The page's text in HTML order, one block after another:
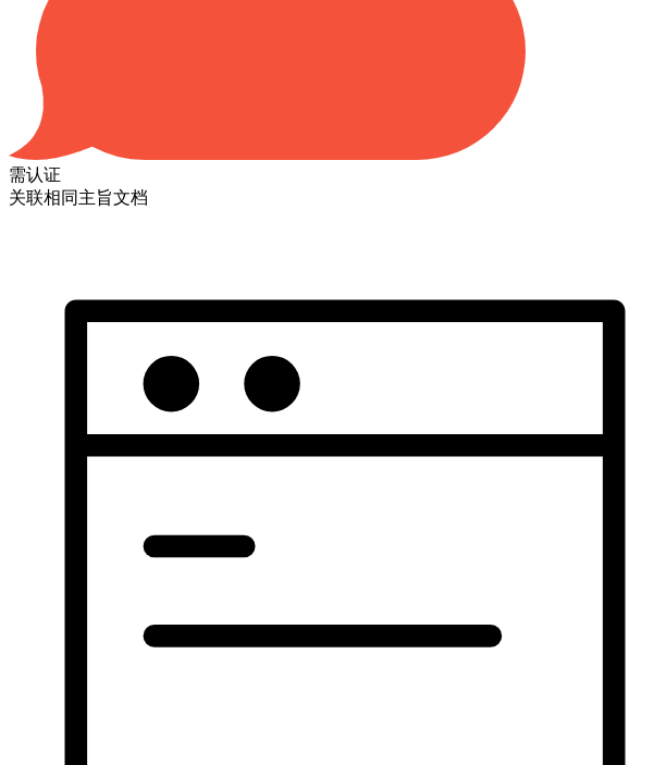
需认证
关联相同主旨文档